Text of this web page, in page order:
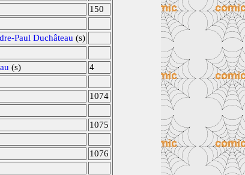
150
Paul Duchâteau (s)
(s)
4
1074
1075
1076